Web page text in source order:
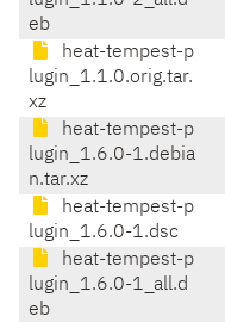
eb
heat-tempest-p
lugin_1.1.0.orig.tar.
xz
heat-tempest-p
lugin_1.6.0-1.debia
n.tar.xz
heat-tempest-p
lugin_1.6.0-1.dsc
heat-tempest-p
lugin_1.6.0-1_all.d
eb